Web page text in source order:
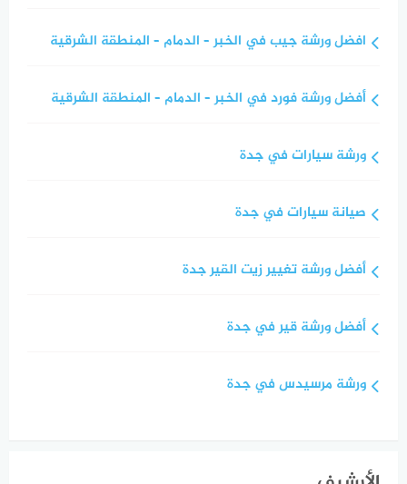
افضل ورشة جيب في الخبر – الدمام – المنطقة الشرقية
أفضل ورشة فورد في الخبر – الدمام – المنطقة الشرقية
ورشة سيارات في جدة
صيانة سيارات في جدة
أفضل ورشة تغيير زيت القير جدة
أفضل ورشة قير في جدة
ورشة مرسيدس في جدة